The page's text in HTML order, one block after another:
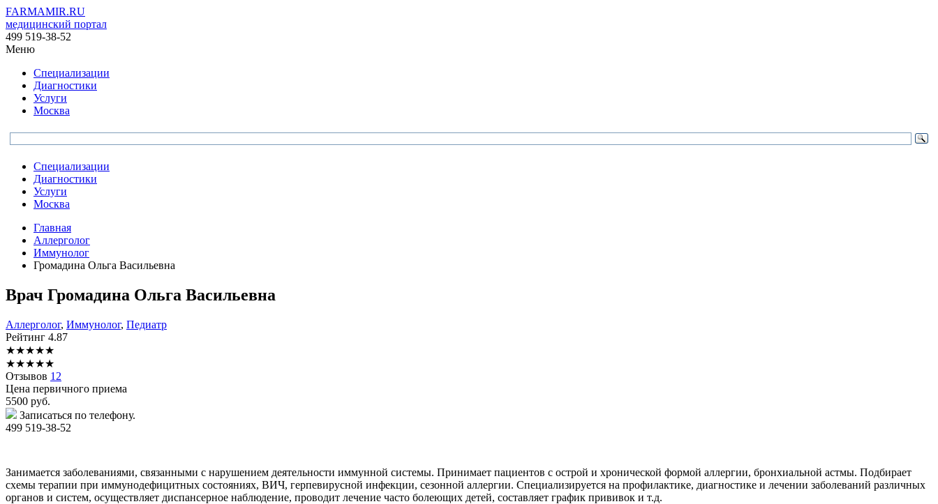
FARMAMIR.RU
медицинский портал
499 519-38-52
Меню
Специализации
Диагностики
Услуги
Москва
Специализации
Диагностики
Услуги
Москва
Главная
Аллерголог
Иммунолог
Громадина Ольга Васильевна
Врач Громадина Ольга Васильевна
Аллерголог, Иммунолог, Педиатр
Рейтинг 4.87
★★★★★
★★★★★
Отзывов 12
Цена первичного приема
5500 руб.
Записаться по телефону.
499 519-38-52
Занимается заболеваниями, связанными с нарушением деятельности иммунной системы. Принимает пациентов с острой и хронической формой аллергии, бронхиальной астмы. Подбирает
схемы терапии при иммунодефицитных состояниях, ВИЧ, герпевирусной инфекции, сезонной аллергии. Специализируется на профилактике, диагностике и лечении заболеваний различных
органов и систем, осуществляет диспансерное наблюдение, проводит лечение часто болеющих детей, составляет график прививок и т.д.